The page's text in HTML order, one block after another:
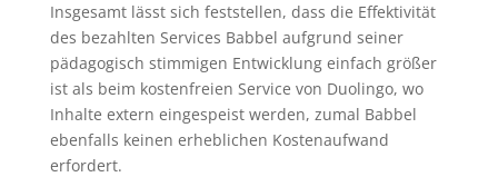
Insgesamt lässt sich feststellen, dass die Effektivität
des bezahlten Services Babbel aufgrund seiner
pädagogisch stimmigen Entwicklung einfach größer
ist als beim kostenfreien Service von Duolingo, wo
Inhalte extern eingespeist werden, zumal Babbel
ebenfalls keinen erheblichen Kostenaufwand
erfordert.